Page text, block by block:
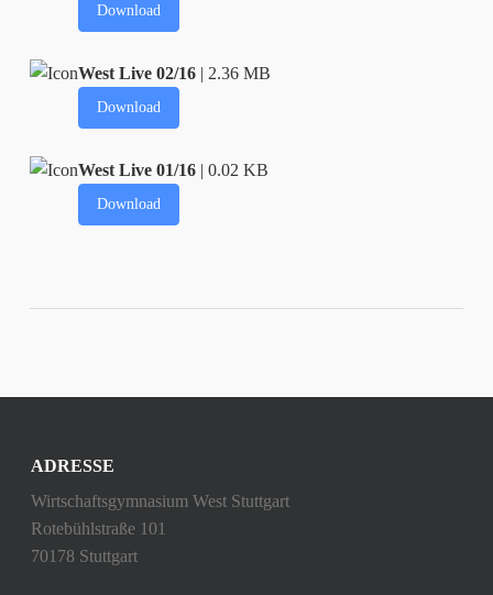
Download
West Live 02/16| 2.36 MB
Download
West Live 01/16| 0.02 KB
Download
ADRESSE
Wirtschaftsgymnasium West Stuttgart
Rotebühlstraße 101
70178 Stuttgart